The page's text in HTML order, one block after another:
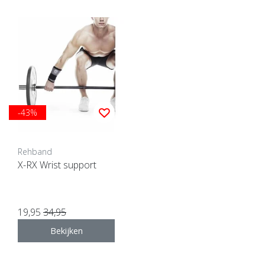
-43%
Rehband
X-RX Wrist support
19,95 34,95
Bekijken